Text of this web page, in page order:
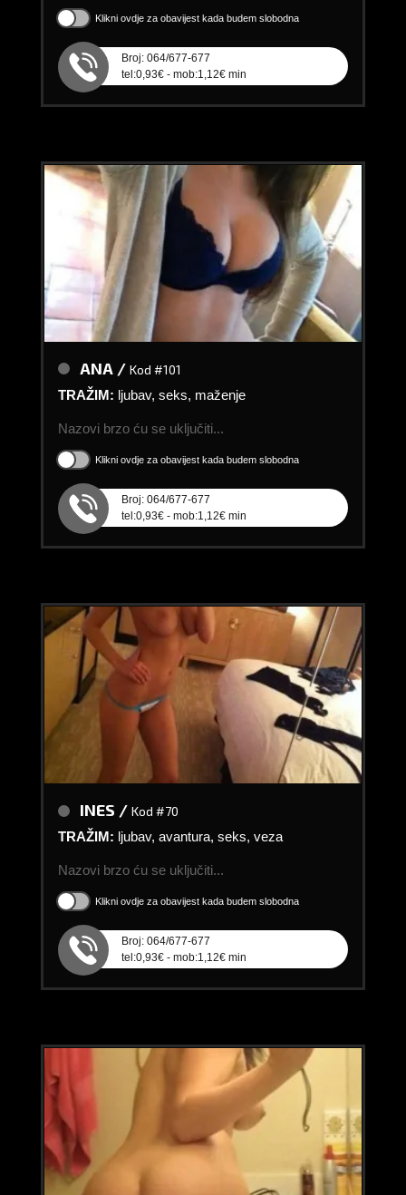
Klikni ovdje za obavijest kada budem slobodna
Broj: 064/677-677
tel:0,93€ - mob:1,12€ min
ANA / Kod #101
TRAŽIM: ljubav, seks, maženje
Nazovi brzo ću se uključiti...
Klikni ovdje za obavijest kada budem slobodna
Broj: 064/677-677
tel:0,93€ - mob:1,12€ min
INES / Kod #70
TRAŽIM: ljubav, avantura, seks, veza
Nazovi brzo ću se uključiti...
Klikni ovdje za obavijest kada budem slobodna
Broj: 064/677-677
tel:0,93€ - mob:1,12€ min